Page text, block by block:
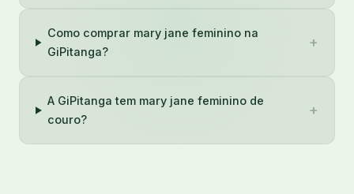
Como comprar mary jane feminino na
GiPitanga?
+
A GiPitanga tem mary jane feminino de
couro?
+